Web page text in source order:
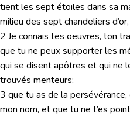
tient les sept étoiles dans sa
milieu des sept chandeliers d’or,
2 Je connais tes oeuvres, ton
que tu ne peux supporter les
qui se disent apôtres et qui ne
trouvés menteurs;
3 que tu as de la
mon nom, et que tu ne t’es